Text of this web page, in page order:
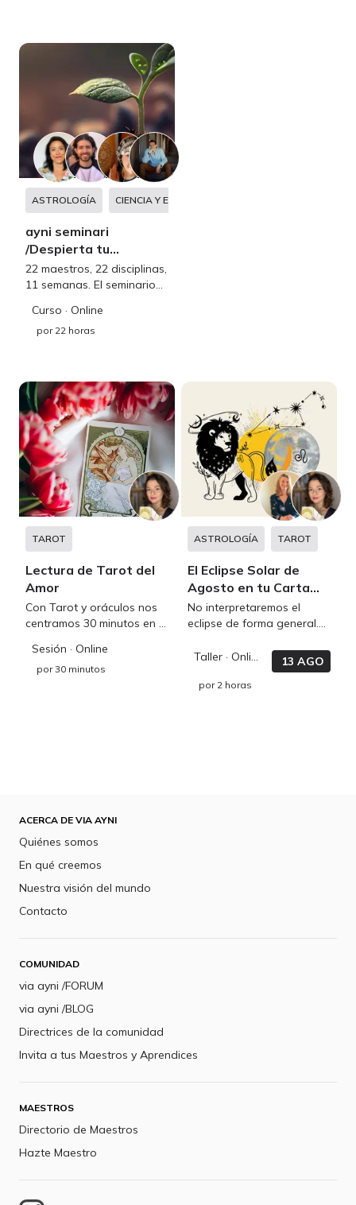
ASTROLOGÍA CIENCIA Y ESPIRITUALIDAD
ayni seminari
/Despierta tu
Maestría Interna
22 maestros, 22 disciplinas,
11 semanas. El seminario
para desbloquear tu
sabiduría innata, impulsar
Curso · Online
por 22 horas
TAROT
Lectura de Tarot del
Amor
Con Tarot y oráculos nos
centramos 30 minutos en la
expareja, persona de tu
interés, familia y amistad
Sesión · Online
por30 minutos
ASTROLOGÍA TAROT
El Eclipse Solar de
Agosto en tu Carta
Natal
No interpretaremos el
eclipse de forma general.
expresa en tu carta natal y
qué temas pueden cobrar
protagonismo en tu vida
Taller · Online 13 AGO
por 2 horas
ACERCA DE VIA AYNI
Quiénes somos
En qué creemos
Nuestra visión del mundo
Contacto
COMUNIDAD
via ayni /FORUM
via ayni /BLOG
Directrices de la comunidad
Invita a tus Maestros y Aprendices
MAESTROS
Directorio de Maestros
Hazte Maestro